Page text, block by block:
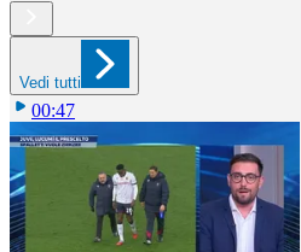
Vedi tutti
00:47